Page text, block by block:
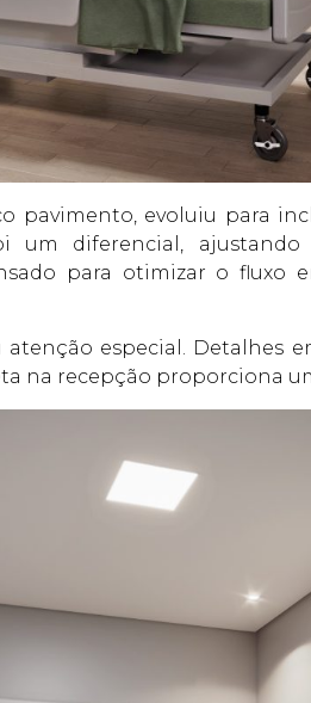
evoluiu para
um diferencial,
para otimizar o fluxo
especial. Detalhes
na recepção proporciona